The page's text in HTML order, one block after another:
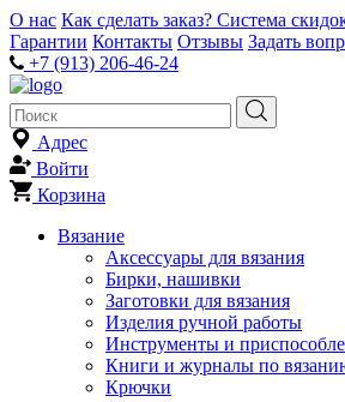
О нас Как сделать заказ? Система
Гарантии Контакты Отзывы Задать
+7 (913) 206-46-24
Адрес
Войти
Корзина
Вязание
Аксессуары для вязания
Бирки, нашивки
Заготовки для вязания
Изделия ручной работы
Инструменты и
Книги и журналы по
Крючки